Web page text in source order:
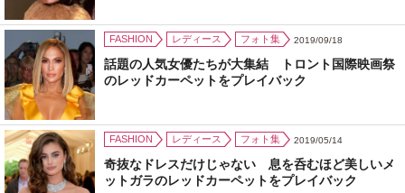
FASHION レディース フォト集 2019/09/18
話題の人気女優たちが大集結 トロント国際映画祭
のレッドカーペットをプレイバック
FASHION レディース フォト集 2019/05/14
奇抜なドレスだけじゃない 息を呑むほど美しいメ
ットガラのレッドカーペットをプレイバック